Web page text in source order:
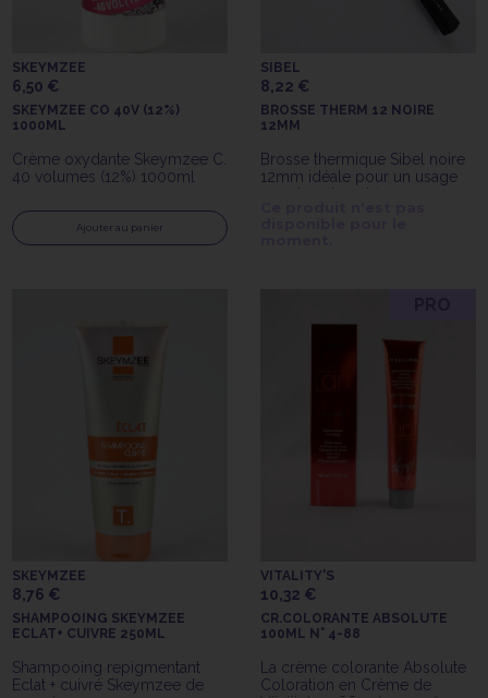
SKEYMZEE
6,50 €
SKEYMZEE CO 40V (12%)
1000ML
Crème oxydante Skeymzee C.
40 volumes (12%) 1000ml
Ajouter au panier
SIBEL
8,22 €
BROSSE THERM 12 NOIRE
12MM
Brosse thermique Sibel noire
12mm idéale pour un usage
en salon de coiffure
SKEYMZEE
8,76 €
SHAMPOOING SKEYMZEE
ECLAT+ CUIVRE 250ML
Shampooing repigmentant
Eclat + cuivré Skeymzee de
VITALITY'S
10,32 €
CR.COLORANTE ABSOLUTE
100ML N° 4-88
La crème colorante Absolute
Coloration en Crème de